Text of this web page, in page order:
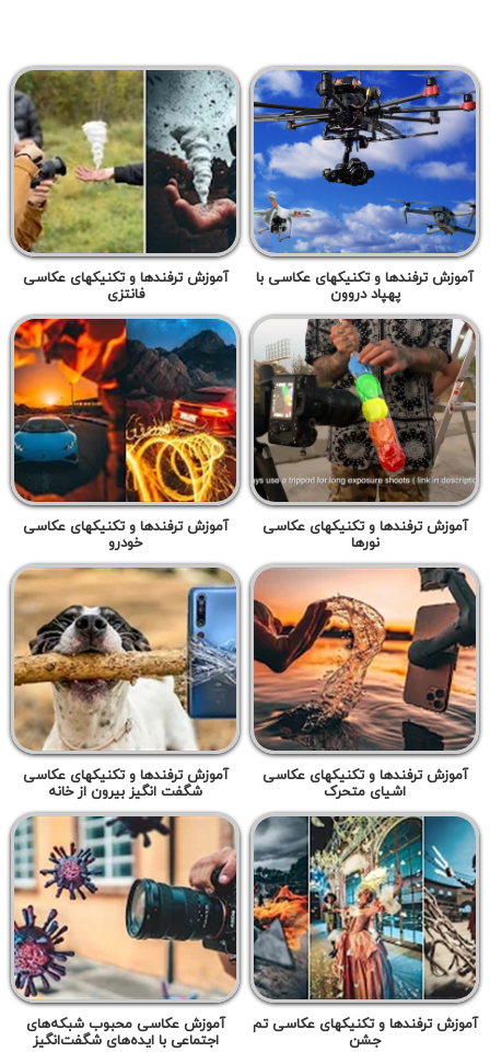
آموزش ترفندها و تکنیکهای عکاسی با
پهپاد دروون
آموزش ترفندها و تکنیکهای عکاسی
فانتزی
آموزش ترفندها و تکنیکهای عکاسی
نورها
آموزش ترفندها و تکنیکهای عکاسی
خودرو
آموزش ترفندها و تکنیکهای عکاسی
اشیای متحرک
آموزش ترفندها و تکنیکهای عکاسی
شگفت انگیز بیرون از خانه
آموزش ترفندها و تکنیکهای عکاسی تم
جشن
آموزش عکاسی محبوب شبکه‌های
اجتماعی با ایده‌های شگفت‌انگیز